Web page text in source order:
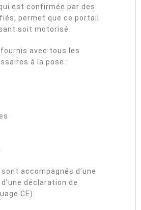
est confirmée par des
permet que ce portail
soit motorisé.
avec tous les
à la pose :
accompagnés d’une
déclaration de
CE).